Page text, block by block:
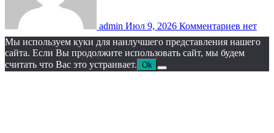
admin Июл 9, 2026 Комментариев нет
Мы используем куки для наилучшего представления нашего
сайта. Если Вы продолжите использовать сайт, мы будем
считать что Вас это устраивает. Ok